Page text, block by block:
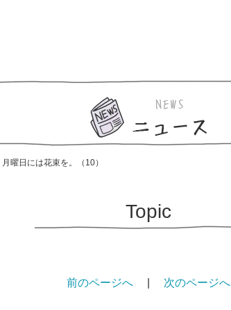
月曜日には花束を。（10）
Topic
前のページへ 次のページへ